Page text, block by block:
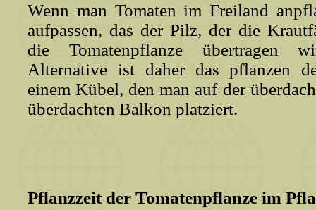
Wenn man Tomaten im Freiland
aufpassen, das der Pilz, der die
die Tomatenpflanze übertragen
Alternative ist daher das pflanzen
einem Kübel, den man auf der
überdachten Balkon platziert.
Pflanzzeit der Tomatenpflanze im